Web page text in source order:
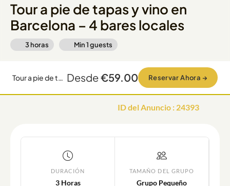
Tour a pie de tapas y vino en
Barcelona – 4 bares locales
3 horas Min1guests
Tour a pie de tapas y vino en Barcelona – 4 bares locales Desde€59.00 Reservar Ahora →
ID del Anuncio : 24393
DURACIÓN
3 Horas
TAMAÑO DEL GRUPO
Grupo Pequeño